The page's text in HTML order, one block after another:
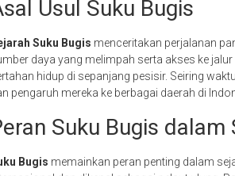
Usul Suku Bugis
Suku Bugis menceritakan perjalanan
daya yang melimpah serta akses ke
hidup di sepanjang pesisir. Seiring waktu,
pengaruh mereka ke berbagai daerah di
Suku Bugis dalam
Bugis memainkan peran penting dalam